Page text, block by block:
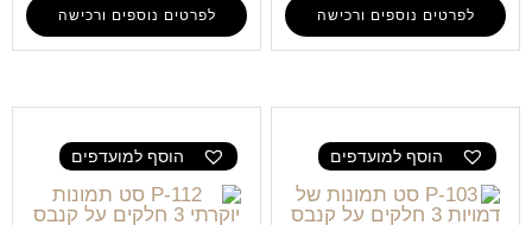
לפרטים נוספים ורכישה לפרטים נוספים ורכישה
הוסף למועדפים הוסף למועדפים